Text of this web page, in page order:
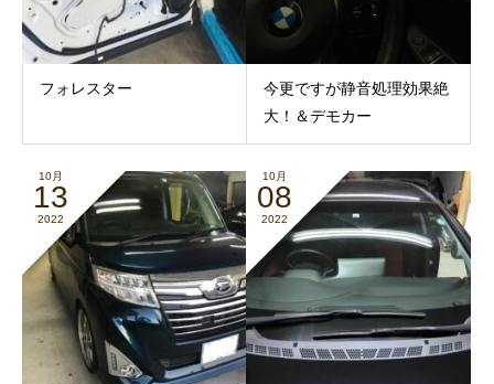
フォレスター
今更ですが静音処理効果絶
大！＆デモカー
10月
13
2022
10月
08
2022